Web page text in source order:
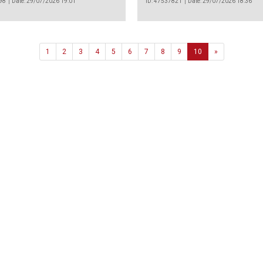
1 2 3 4 5 6 7 8 9 10 »Next